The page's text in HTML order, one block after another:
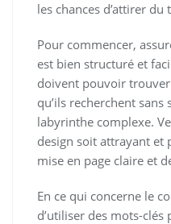
les chances d’attirer
Pour commencer,
est bien structuré et
doivent pouvoir
qu’ils recherchent sans
labyrinthe complexe.
design soit attrayant et
mise en page claire et
En ce qui concerne le
d’utiliser des mots-